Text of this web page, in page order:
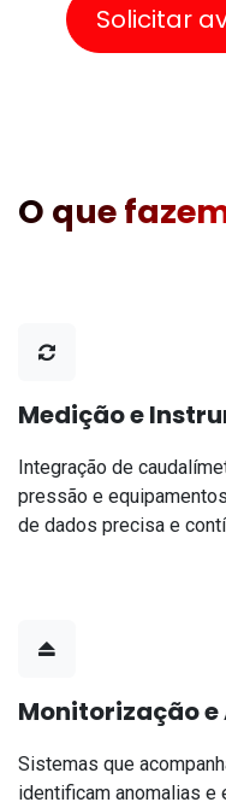
Solicitar
O que
Medição e
Integração de
pressão e
de dados precisa e
Monitorização
Sistemas que
identificam anomalias